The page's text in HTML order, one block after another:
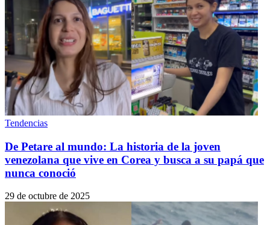
Tendencias
De Petare al mundo: La historia de la joven
venezolana que vive en Corea y busca a su papá que
nunca conoció
29 de octubre de 2025